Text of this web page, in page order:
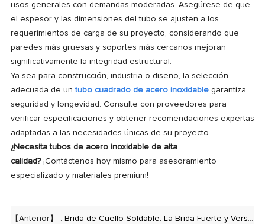
usos generales con demandas moderadas. Asegúrese de que
el espesor y las dimensiones del tubo se ajusten a los
requerimientos de carga de su proyecto, considerando que
paredes más gruesas y soportes más cercanos mejoran
significativamente la integridad estructural.
Ya sea para construcción, industria o diseño, la selección
adecuada de untubo cuadrado de acero inoxidablegarantiza
seguridad y longevidad. Consulte con proveedores para
verificar especificaciones y obtener recomendaciones expertas
adaptadas a las necesidades únicas de su proyecto.
¿Necesita tubos de acero inoxidable de alta
calidad?¡Contáctenos hoy mismo para asesoramiento
especializado y materiales premium!
【Anterior】 : Brida de Cuello Soldable: La Brida Fuerte y Versátil para Sistemas de Tuberías